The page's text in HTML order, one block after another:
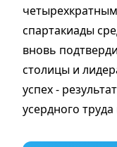
спартакиады
вновь
столицы и
успех -
усердного